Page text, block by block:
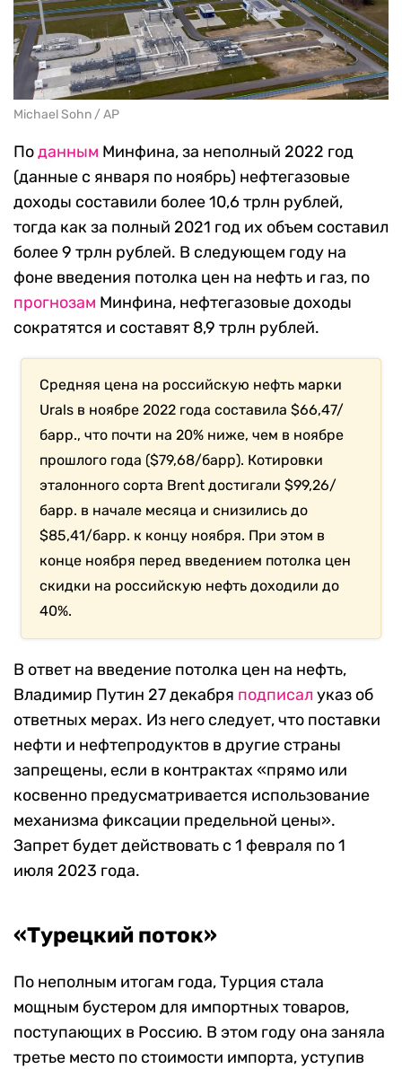
Michael Sohn / AP
Поданным Минфина, за неполный 2022 год
(данные с января по ноябрь) нефтегазовые
доходы составили более 10,6 трлн рублей,
тогда как за полный 2021 год их объем составил
более 9 трлн рублей. В следующем году на
фоне введения потолка цен на нефть и газ, по
прогнозам Минфина, нефтегазовые доходы
сократятся и составят 8,9 трлн рублей.
Средняя цена на российскую нефть марки
Urals в ноябре 2022 года составила $66,47/
барр., что почти на 20% ниже, чем в ноябре
прошлого года ($79,68/барр). Котировки
эталонного сорта Brent достигали $99,26/
барр. в начале месяца и снизились до
$85,41/барр. к концу ноября. При этом в
конце ноября перед введением потолка цен
скидки на российскую нефть доходили до
40%.
В ответ на введение потолка цен на нефть,
Владимир Путин 27 декабря подписал указ об
ответных мерах. Из него следует, что поставки
нефти и нефтепродуктов в другие страны
запрещены, если в контрактах «прямо или
косвенно предусматривается использование
механизма фиксации предельной цены».
Запрет будет действовать с 1 февраля по 1
июля 2023 года.
«Турецкий поток»
По неполным итогам года, Турция стала
мощным бустером для импортных товаров,
поступающих в Россию. В этом году она заняла
третье место по стоимости импорта, уступив